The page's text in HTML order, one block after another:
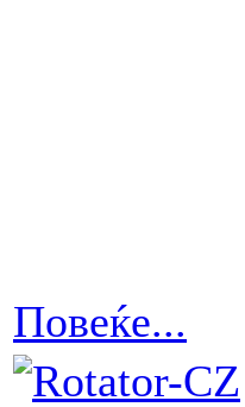
Повеќе...